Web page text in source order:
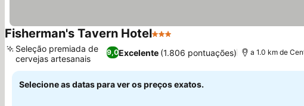
Fisherman's Tavern Hotel3 Estrelas
9,0Excelente (1.806 pontuações)
Seleção premiada de
cervejas artesanais
a 1.0 km de
Selecione as datas para ver os preços exatos.